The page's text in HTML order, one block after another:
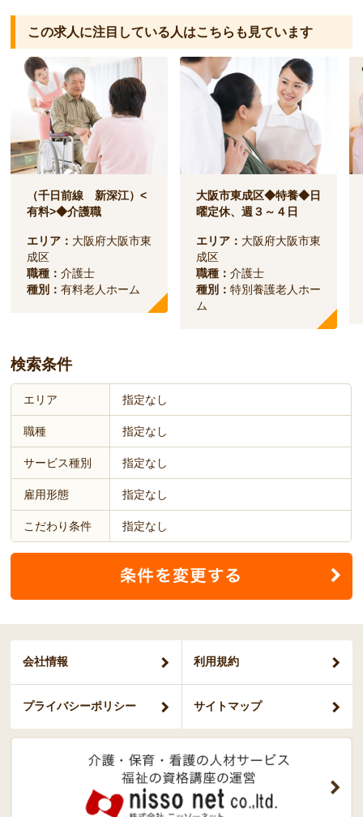
この求人に注目している人はこちらも見ています
（千日前線 新深江）<
有料>◆介護職
エリア： 大阪府大阪市東
成区
職種：介護士
種別：有料老人ホーム
大阪市東成区◆特養◆日
曜定休、週３～４日
エリア： 大阪府大阪市東
成区
職種：介護士
種別：特別養護老人ホー
ム
検索条件
エリア 指定なし
職種 指定なし
サービス種別 指定なし
雇用形態 指定なし
こだわり条件 指定なし
会社情報 利用規約
プライバシーポリシー サイトマップ